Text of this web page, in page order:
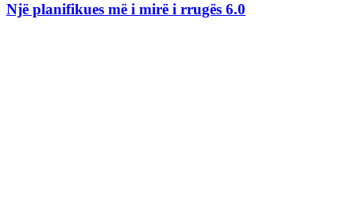
Një planifikues më i mirë i rrugës 6.0